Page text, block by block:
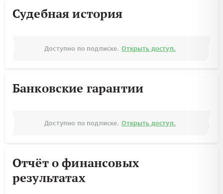
Судебная история
Доступно по подписке. Открыть доступ.
Банковские гарантии
Доступно по подписке. Открыть доступ.
Отчёт о финансовых
результатах